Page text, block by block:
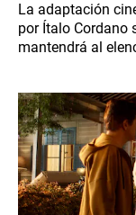
La adaptación
por Ítalo Cordano
mantendrá al